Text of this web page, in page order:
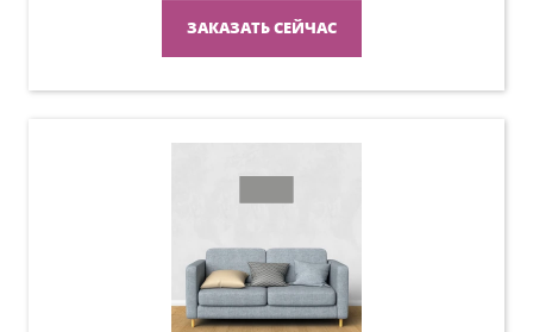
ЗАКАЗАТЬ СЕЙЧАС